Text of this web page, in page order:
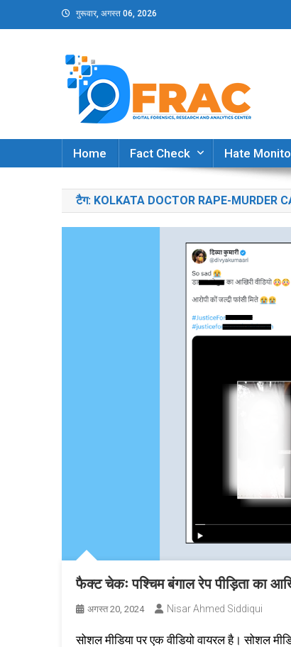
to
गुरूवार, अगस्त 06, 2026
DFRAC_ORG
Digital Forensics, Research and Analytics
Home
Fact Check Hate
टैग: KOLKATA DOCTOR RAPE-MURDER
फैक्ट चेकः पश्चिम बंगाल रेप पीड़िता का
अगस्त 20, 2024 Nisar Ahmed Siddiqui
सोशल मीडिया पर एक वीडियो वायरल है। सोशल